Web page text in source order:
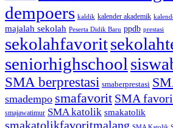
dempoers kaldik kalender akademik
majalah sekolah Peserta Didik Baru ppdb prestasi
sekolahfavorit
seniorhighschool
SMA berprestasi smaberprestasi
smadempo smafavorit SMA
smajawatimur SMA katolik smakatolik
smakatolikfavoritmalang